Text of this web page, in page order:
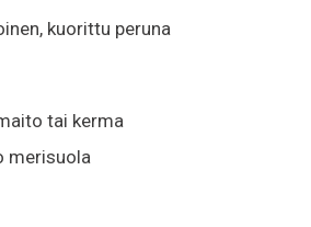
kuorittu peruna
tai kerma
merisuola